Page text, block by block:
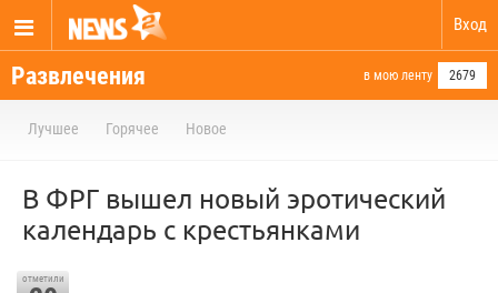
Вход
Развлечения в мою ленту 2679
Лучшее Горячее Новое
В ФРГ вышел новый эротический
календарь с крестьянками
отметили